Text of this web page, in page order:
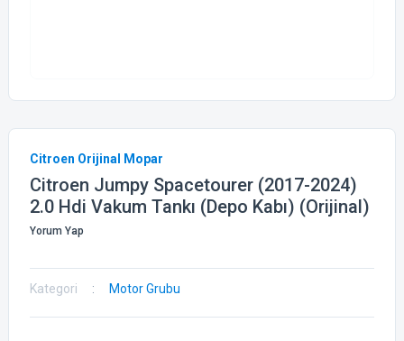
Citroen Orijinal Mopar
Citroen Jumpy Spacetourer (2017-2024)
2.0 Hdi Vakum Tankı (Depo Kabı) (Orijinal)
Yorum Yap
Kategori Motor Grubu